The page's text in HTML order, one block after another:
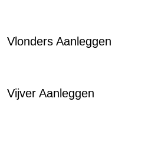
Vlonders Aanleggen
Vijver Aanleggen